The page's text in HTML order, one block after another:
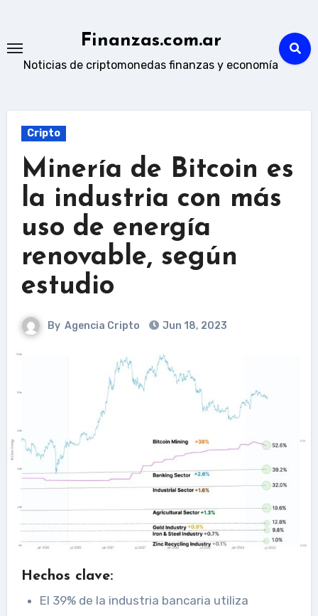
content
Finanzas.com.ar
Noticias de criptomonedas finanzas y economía
Cripto
Minería de Bitcoin es
la industria con más
uso de energía
renovable, según
estudio
By Agencia Cripto Jun 18, 2023
Hechos clave:
El 39% de la industria bancaria utiliza